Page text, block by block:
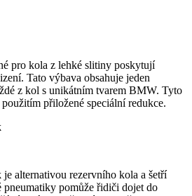
pro kola z lehké slitiny poskytují
Tato výbava obsahuje jeden
z kol s unikátním tvarem BMW. Tyto
přiložené speciální redukce.
je alternativou rezervního kola a šetří
pneumatiky pomůže řidiči dojet do